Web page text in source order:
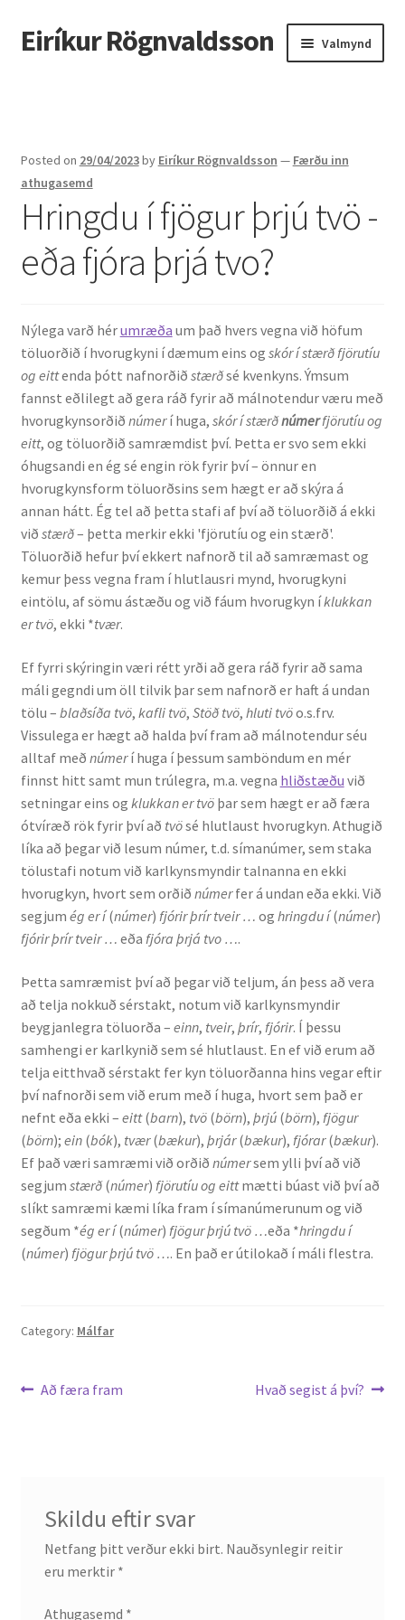
Fara
beint
Hoppa
yfir
Eiríkur Rögnvaldsson Valmynd
Ætt
Líf og starf
Myndir
Kennsla
Kennd námskeið
Kennsluefni
Yfirlit um kennslu
Stjórnun
Innan Háskólans
Samstarfsverkefni
Styrkir og verðlaun
Utan Háskólans
Verkefnisstjórn
Þjónusta
Rannsóknir
Máltækni
Orðalyklar og orðafar
Orðhlutafræði
Samtímasetningafræði
Söguleg setningafræði
Hljóð og hljóðkerfi
Staða íslenskunnar
Ritverk og erindi
Önnur ritverk
Ritrýndar greinar
Fræðilegir fyrirlestrar
Ýmis erindi
Posted on 29/04/2023by Eiríkur Rögnvaldsson — Færðu inn
athugasemd
Hringdu í fjögur þrjú tvö -
eða fjóra þrjá tvo?
Nýlega varð hérumræða um það hvers vegna við höfum
töluorðið í hvorugkyni í dæmum eins og skór í stærð fjörutíu
og eittenda þótt nafnorðið stærðsé kvenkyns. Ýmsum
fannst eðlilegt að gera ráð fyrir að málnotendur væru með
hvorugkynsorðið númerí huga, skór í stærðnúmerfjörutíu og
eitt, og töluorðið samræmdist því. Þetta er svo sem ekki
óhugsandi en ég sé engin rök fyrir því – önnur en
hvorugkynsform töluorðsins sem hægt er að skýra á
annan hátt. Ég tel að þetta stafi af því að töluorðið á ekki
við stærð– þetta merkir ekki 'fjörutíu og ein stærð'.
Töluorðið hefur því ekkert nafnorð til að samræmast og
kemur þess vegna fram í hlutlausri mynd, hvorugkyni
eintölu, af sömu ástæðu og við fáum hvorugkyn íklukkan
er tvö, ekki *tvær.
Ef fyrri skýringin væri rétt yrði að gera ráð fyrir að sama
máli gegndi um öll tilvik þar sem nafnorð er haft á undan
tölu – blaðsíða tvö, kafli tvö, Stöð tvö, hluti tvöo.s.frv.
Vissulega er hægt að halda því fram að málnotendur séu
alltaf með númerí huga í þessum samböndum en mér
finnst hitt samt mun trúlegra, m.a. vegna hliðstæðu við
setningar eins og klukkan er tvöþar sem hægt er að færa
ótvíræð rök fyrir því að tvösé hlutlaust hvorugkyn. Athugið
líka að þegar við lesum númer, t.d. símanúmer, sem staka
tölustafi notum við karlkynsmyndir talnanna en ekki
hvorugkyn, hvort sem orðið númerfer á undan eða ekki. Við
segjum ég er í(númer) fjórir þrír tveir … og hringdu í(númer)
fjórir þrír tveir … eða fjóra þrjá tvo ….
Þetta samræmist því að þegar við teljum, án þess að vera
að telja nokkuð sérstakt, notum við karlkynsmyndir
beygjanlegra töluorða – einn, tveir, þrír, fjórir. Í þessu
samhengi er karlkynið sem sé hlutlaust. En ef við erum að
telja eitthvað sérstakt fer kyn töluorðanna hins vegar eftir
því nafnorði sem við erum með í huga, hvort sem það er
nefnt eða ekki – eitt(barn), tvö (börn), þrjú (börn), fjögur
(börn); ein(bók), tvær(bækur), þrjár(bækur), fjórar(bækur).
Ef það væri samræmi við orðið númersem ylli því að við
segjum stærð(númer) fjörutíu og eittmætti búast við því að
slíkt samræmi kæmi líka fram í símanúmerunum og við
segðum *ég er í(númer) fjögur þrjú tvö …eða *hringdu í
(númer) fjögur þrjú tvö …. En það er útilokað í máli flestra.
Category: Málfar
Leiðarkerfi
Previous
Að færa fram
Next
Hvað segist á því?
Skildu eftir svar
Netfang þitt verður ekki birt. Nauðsynlegir reitir
eru merktir *
Athugasemd *